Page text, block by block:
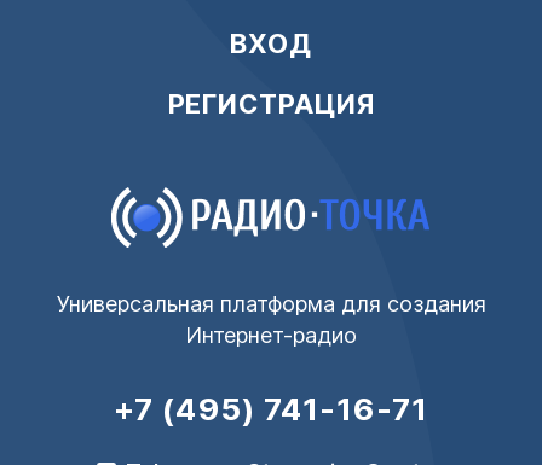
ВХОД
РЕГИСТРАЦИЯ
Универсальная платформа для создания
Интернет-радио
+7 (495) 741-16-71